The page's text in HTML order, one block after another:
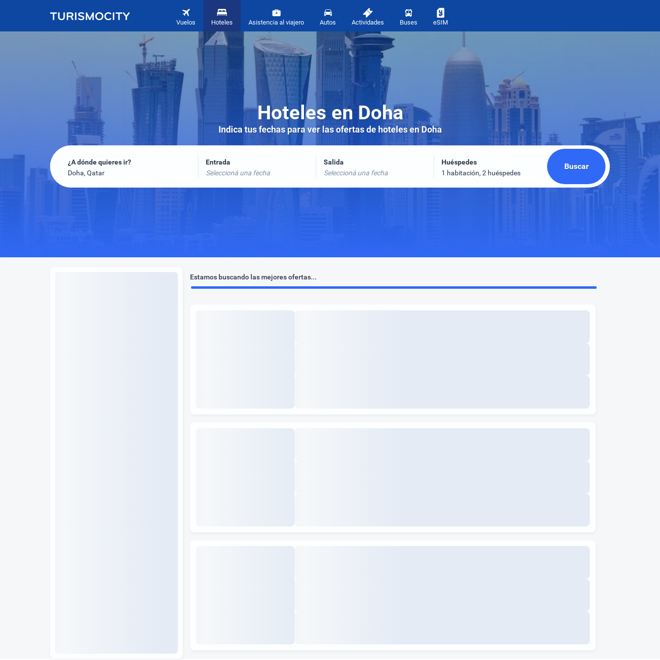
Vuelos Hoteles Asistencia al viajero Autos Actividades Buses eSIM
Hoteles en Doha
Indica tus fechas para ver las ofertas de hoteles en Doha
¿A dónde quieres ir?
Doha, Qatar
Entrada
Seleccioná una fecha
Salida
Seleccioná una fecha
Huéspedes Buscar
Estamos buscando las mejores ofertas...